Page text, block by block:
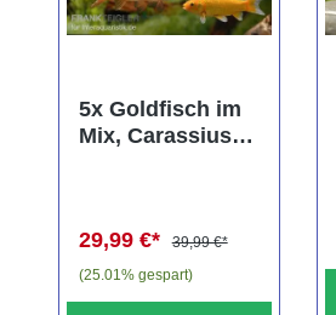
5x Goldfisch im
Mix, Carassius
29,99 €*
39,99 €*
(25.01% gespart)